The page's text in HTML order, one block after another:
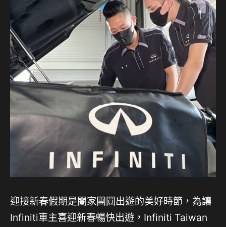
迎接新春假期是闔家團圓出遊的美好時節，為讓
Infiniti車主喜迎新春暢快出遊，Infiniti Taiwan